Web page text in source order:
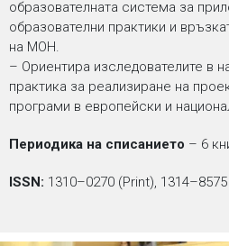
образователната система за
образователни практики и
на МОН.
– Ориентира изследователите в
практика за реализиране на
програми в европейски и
Периодика на списанието – 6
ISSN: 1310–0270 (Print),